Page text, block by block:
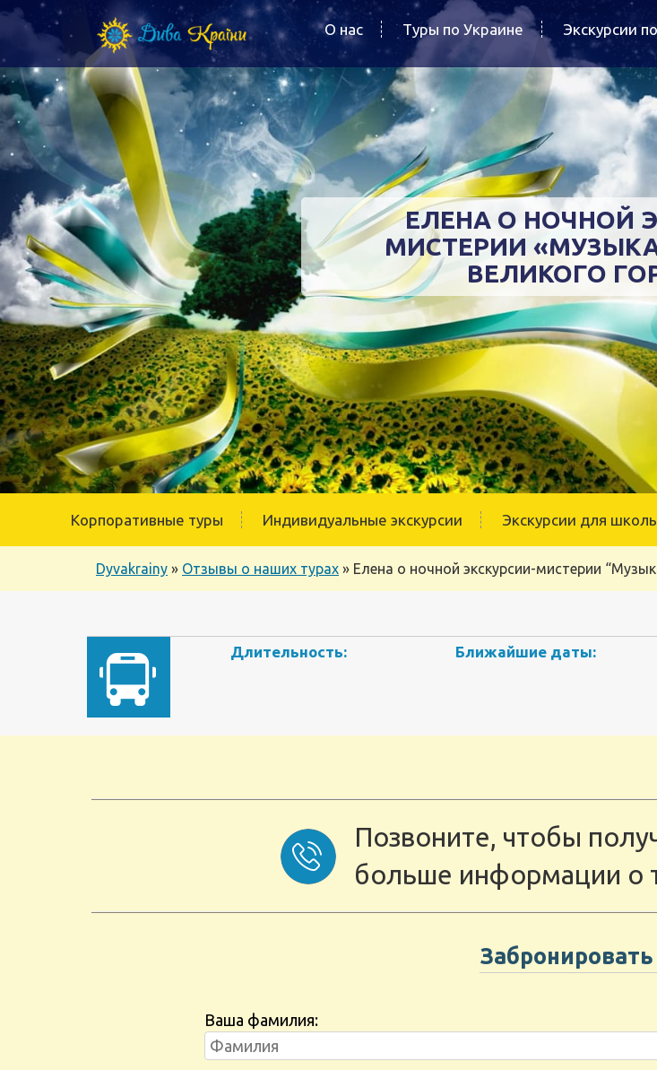
О нас Туры по Украине Экскурсии
ЕЛЕНА О НОЧНОЙ
МИСТЕРИИ
ВЕЛИКОГО
Корпоративные туры Индивидуальные экскурсии Экскурсии для
Dyvakrainy » Отзывы о наших турах » Елена о ночной экскурсии-мистерии
Длительность: Ближайшие даты:
Позвоните, чтобы
больше информации о
Ваша фамилия: